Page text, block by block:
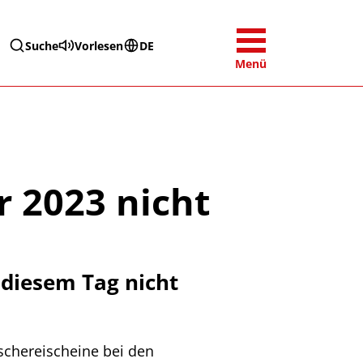
Suche Vorlesen
DE
Menü
2023 nicht
Tag nicht
bei den